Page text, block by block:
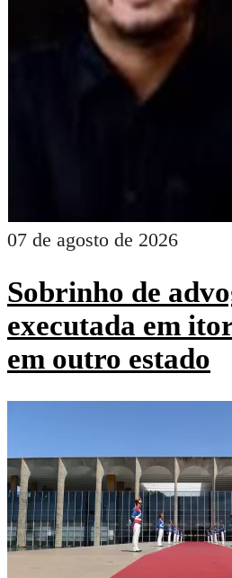
07 de agosto de 2026
Sobrinho de
executada em
em outro estado